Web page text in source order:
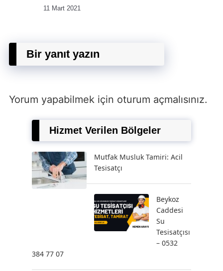
11 Mart 2021
Bir yanıt yazın
Yorum yapabilmek için oturum açmalısınız.
Hizmet Verilen Bölgeler
Mutfak Musluk Tamiri: Acil
Tesisatçı
Beykoz
Caddesi
Su
Tesisatçısı
– 0532
384 77 07